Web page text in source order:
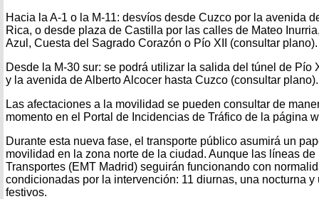
Hacia la A-1 o la M-11: desvíos desde Cuzco por la avenida
Rica, o desde plaza de Castilla por las calles de Mateo
Azul, Cuesta del Sagrado Corazón o Pío XII (consultar plano).
Desde la M-30 sur: se podrá utilizar la salida del túnel de Pío
y la avenida de Alberto Alcocer hasta Cuzco (consultar plano).
Las afectaciones a la movilidad se pueden consultar de
momento en el Portal de Incidencias de Tráfico de la página
Durante esta nueva fase, el transporte público asumirá un
movilidad en la zona norte de la ciudad. Aunque las líneas
Transportes (EMT Madrid) seguirán funcionando con
condicionadas por la intervención: 11 diurnas, una nocturna
festivos.